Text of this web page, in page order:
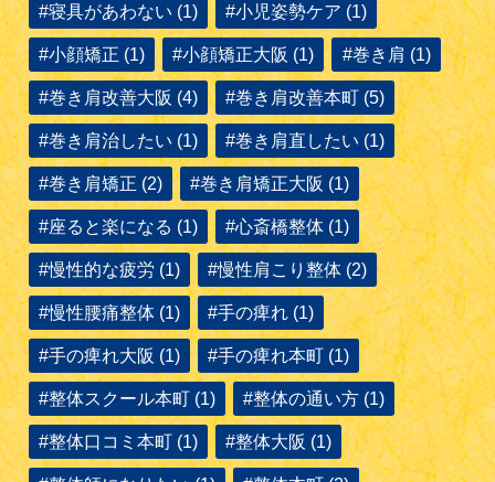
#寝具があわない (1) #小児姿勢ケア (1)
#小顔矯正 (1) #小顔矯正大阪 (1) #巻き肩 (1)
#巻き肩改善大阪 (4) #巻き肩改善本町 (5)
#巻き肩治したい (1) #巻き肩直したい (1)
#巻き肩矯正 (2) #巻き肩矯正大阪 (1)
#座ると楽になる (1) #心斎橋整体 (1)
#慢性的な疲労 (1) #慢性肩こり整体 (2)
#慢性腰痛整体 (1) #手の痺れ (1)
#手の痺れ大阪 (1) #手の痺れ本町 (1)
#整体スクール本町 (1) #整体の通い方 (1)
#整体口コミ本町 (1) #整体大阪 (1)